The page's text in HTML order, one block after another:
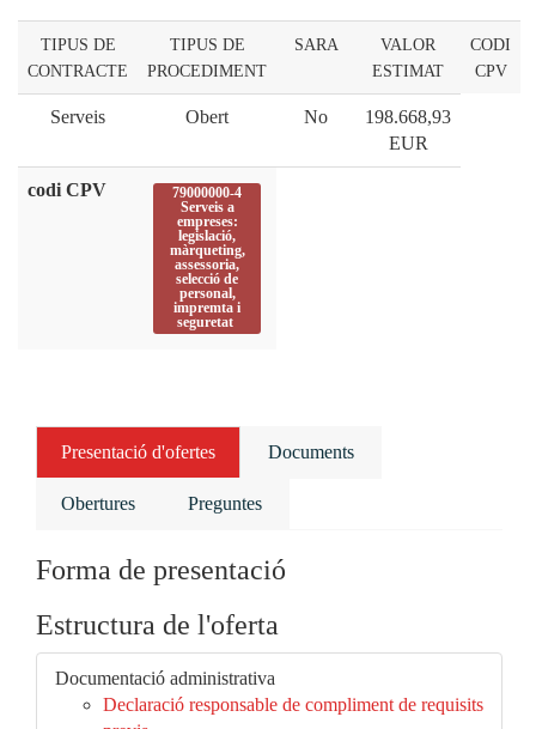
TIPUS DE
CONTRACTE
TIPUS DE
PROCEDIMENT
SARA
VALOR
ESTIMAT
CODI
CPV
Serveis Obert No
198.668,93
EUR
codi CPV
79000000-4
Serveis a
empreses:
legislació,
màrqueting,
assessoria,
selecció de
personal,
impremta i
seguretat
Presentació d'ofertes Documents
Obertures Preguntes
Forma de presentació
Estructura de l'oferta
Documentació administrativa
Declaració responsable de compliment de requisits